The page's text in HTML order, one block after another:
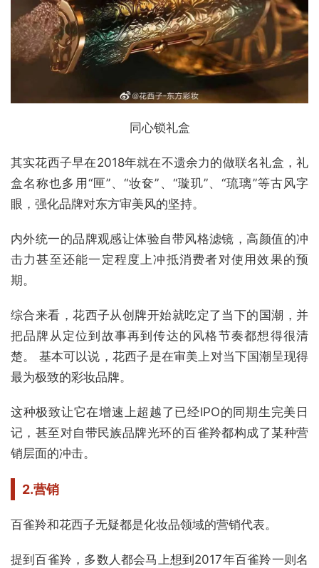
同心锁礼盒
其实花西子早在2018年就在不遗余力的做联名礼盒，礼
盒名称也多用“匣”、“妆奁”、“璇玑”、“琉璃”等古风字
眼，强化品牌对东方审美风的坚持。
内外统一的品牌观感让体验自带风格滤镜，高颜值的冲
击力甚至还能一定程度上冲抵消费者对使用效果的预
期。
综合来看，花西子从创牌开始就吃定了当下的国潮，并
把品牌从定位到故事再到传达的风格节奏都想得很清
楚。 基本可以说，花西子是在审美上对当下国潮呈现得
最为极致的彩妆品牌。
这种极致让它在增速上超越了已经IPO的同期生完美日
记，甚至对自带民族品牌光环的百雀羚都构成了某种营
销层面的冲击。
2.营销
百雀羚和花西子无疑都是化妆品领域的营销代表。
提到百雀羚，多数人都会马上想到2017年百雀羚一则名